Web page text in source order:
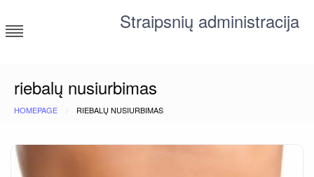
to
content
Straipsnių administracija
riebalų nusiurbimas
HOMEPAGE RIEBALŲ NUSIURBIMAS